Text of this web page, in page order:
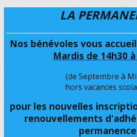
LA
Nos bénévoles vous
Mardis de 14h30
(de Septembre à
hors vacances
pour les nouvelles
renouvellements